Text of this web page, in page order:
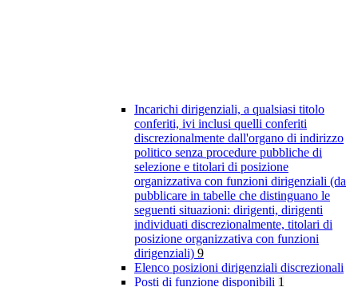
Incarichi dirigenziali, a qualsiasi titolo
conferiti, ivi inclusi quelli conferiti
discrezionalmente dall'organo di indirizzo
politico senza procedure pubbliche di
selezione e titolari di posizione
organizzativa con funzioni dirigenziali (da
pubblicare in tabelle che distinguano le
seguenti situazioni: dirigenti, dirigenti
individuati discrezionalmente, titolari di
posizione organizzativa con funzioni
dirigenziali) 9
Elenco posizioni dirigenziali discrezionali
Posti di funzione disponibili 1